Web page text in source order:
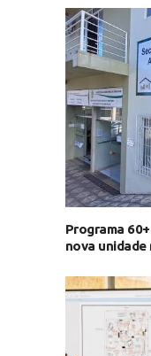
Programa
nova